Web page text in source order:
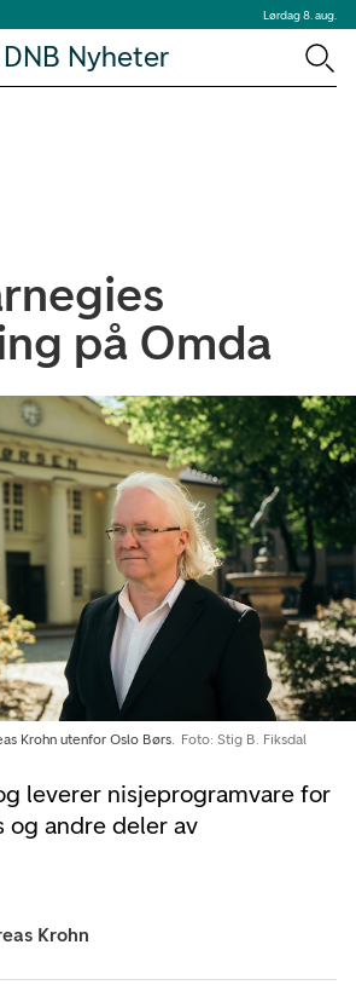
Lørdag 8. aug.
DNB Nyheter
på Omda
leverer nisjeprogramvare for
og andre deler av
Krohn utenfor Oslo Børs. Foto: Stig B. Fiksdal
Krohn